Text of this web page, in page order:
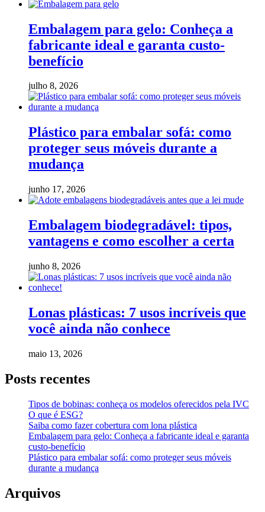
Embalagem para gelo: Conheça a
fabricante ideal e garanta custo-
benefício
julho 8, 2026
Plástico para embalar sofá: como
proteger seus móveis durante a
mudança
junho 17, 2026
Embalagem biodegradável: tipos,
vantagens e como escolher a certa
junho 8, 2026
Lonas plásticas: 7 usos incríveis que
você ainda não conhece
maio 13, 2026
Posts recentes
Tipos de bobinas: conheça os modelos oferecidos pela IVC
O que é ESG?
Saiba como fazer cobertura com lona plástica
Embalagem para gelo: Conheça a fabricante ideal e garanta
custo-benefício
Plástico para embalar sofá: como proteger seus móveis
durante a mudança
Arquivos